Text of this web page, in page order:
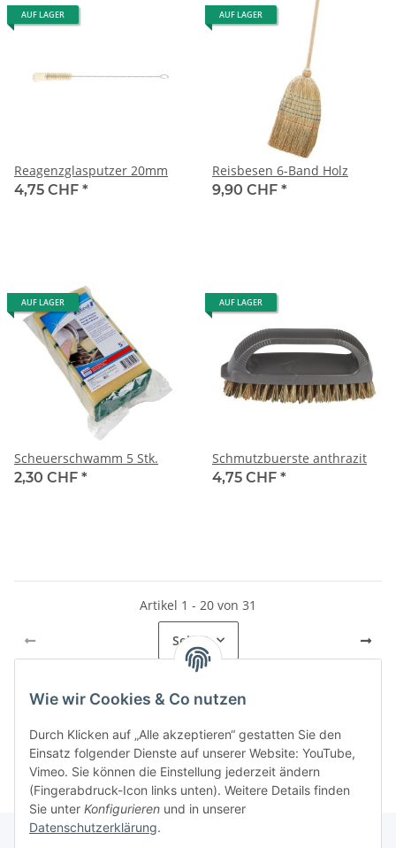
AUF LAGER
Reagenzglasputzer 20mm
4,75 CHF *
AUF LAGER
Reisbesen 6-Band Holz
9,90 CHF *
AUF LAGER
Scheuerschwamm 5 Stk.
2,30 CHF *
AUF LAGER
Schmutzbuerste anthrazit
4,75 CHF *
Artikel 1 - 20 von 31
Seite1
Kategorien
Wie wir Cookies & Co nutzen
Durch Klicken auf „Alle akzeptieren“ gestatten Sie den
Einsatz folgender Dienste auf unserer Website: YouTube,
Vimeo. Sie können die Einstellung jederzeit ändern
(Fingerabdruck-Icon links unten). Weitere Details finden
Sie unter Konfigurieren und in unserer
Datenschutzerklärung.